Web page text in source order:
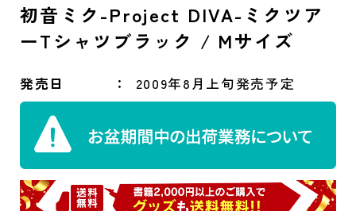
初音ミク-Project DIVA-ミクツア
ーTシャツブラック / Mサイズ
発売日 2009年8月上旬発売予定